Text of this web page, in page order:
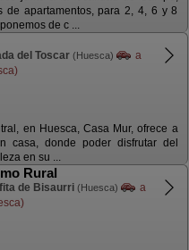
de apartamentos, para 2, 4, 6 y 8
de c ...
del Toscar (Huesca)
a
en Huesca, Casa Mur, ofrece a
casa, donde poder disfrutar del
en su ...
Rural
de Bisaurri (Huesca)
a